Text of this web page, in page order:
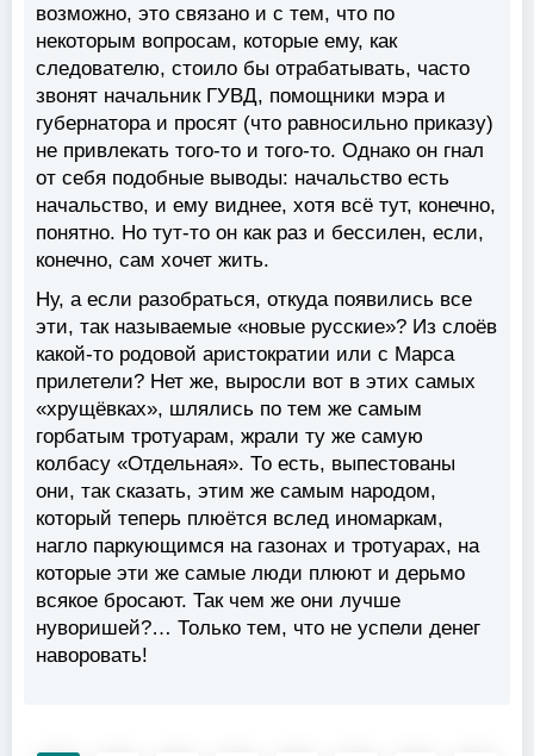
возможно, это связано и с тем, что по
некоторым вопросам, которые ему, как
следователю, стоило бы отрабатывать, часто
звонят начальник ГУВД, помощники мэра и
губернатора и просят (что равносильно приказу)
не привлекать того-то и того-то. Однако он гнал
от себя подобные выводы: начальство есть
начальство, и ему виднее, хотя всё тут, конечно,
понятно. Но тут-то он как раз и бессилен, если,
конечно, сам хочет жить.
Ну, а если разобраться, откуда появились все
эти, так называемые «новые русские»? Из слоёв
какой-то родовой аристократии или с Марса
прилетели? Нет же, выросли вот в этих самых
«хрущёвках», шлялись по тем же самым
горбатым тротуарам, жрали ту же самую
колбасу «Отдельная». То есть, выпестованы
они, так сказать, этим же самым народом,
который теперь плюётся вслед иномаркам,
нагло паркующимся на газонах и тротуарах, на
которые эти же самые люди плюют и дерьмо
всякое бросают. Так чем же они лучше
нуворишей?… Только тем, что не успели денег
наворовать!